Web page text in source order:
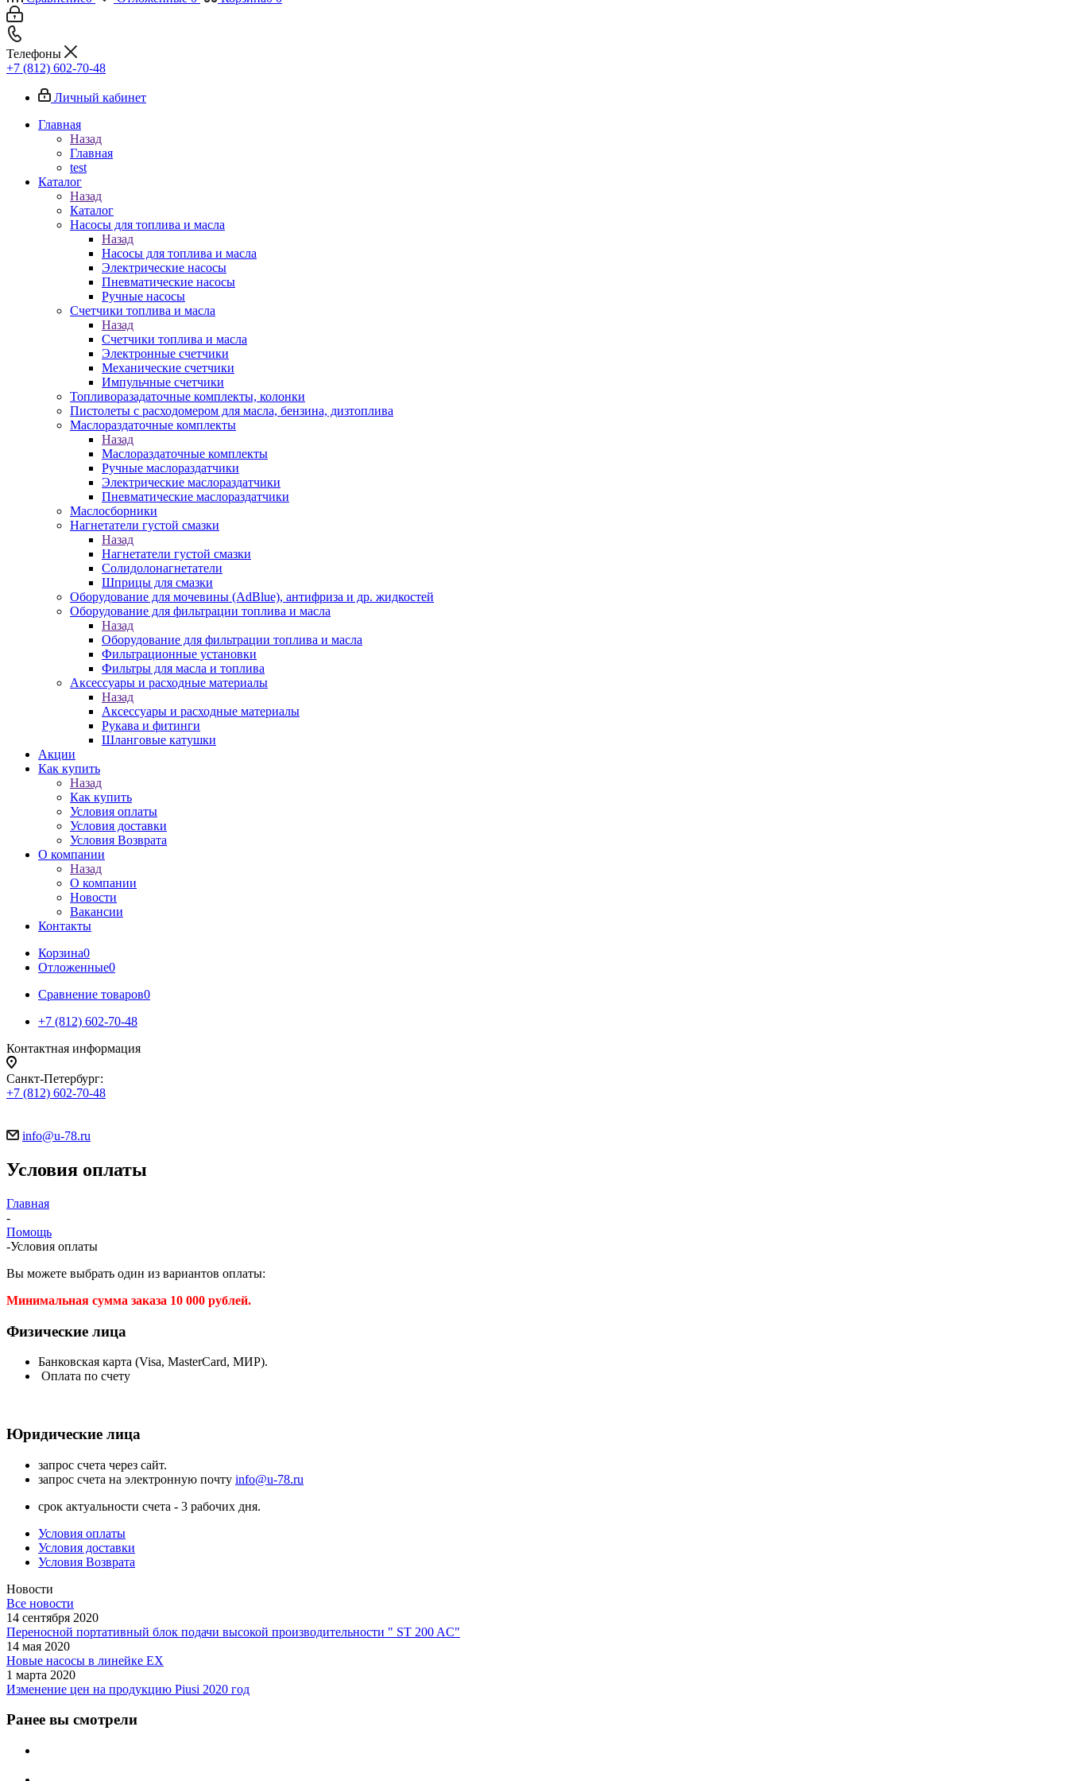
Телефоны
+7 (812) 602-70-48
Личный кабинет
Главная
Назад
Главная
test
Каталог
Назад
Каталог
Насосы для топлива и масла
Назад
Насосы для топлива и масла
Электрические насосы
Пневматические насосы
Ручные насосы
Счетчики топлива и масла
Назад
Счетчики топлива и масла
Электронные счетчики
Механические счетчики
Импульчные счетчики
Топливоразадаточные комплекты, колонки
Пистолеты с расходомером для масла, бензина, дизтоплива
Маслораздаточные комплекты
Назад
Маслораздаточные комплекты
Ручные маслораздатчики
Электрические маслораздатчики
Пневматические маслораздатчики
Маслосборники
Нагнетатели густой смазки
Назад
Нагнетатели густой смазки
Солидолонагнетатели
Шприцы для смазки
Оборудование для мочевины (AdBlue), антифриза и др. жидкостей
Оборудование для фильтрации топлива и масла
Назад
Оборудование для фильтрации топлива и масла
Фильтрационные установки
Фильтры для масла и топлива
Аксессуары и расходные материалы
Назад
Аксессуары и расходные материалы
Рукава и фитинги
Шланговые катушки
Акции
Как купить
Назад
Как купить
Условия оплаты
Условия доставки
Условия Возврата
О компании
Назад
О компании
Новости
Вакансии
Контакты
Корзина0
Отложенные0
Сравнение товаров0
+7 (812) 602-70-48
Контактная информация
Санкт-Петербург:
+7 (812) 602-70-48
info@u-78.ru
Условия оплаты
Главная
-
Помощь
-Условия оплаты
Вы можете выбрать один из вариантов оплаты:
Минимальная сумма заказа 10 000 рублей.
Физические лица
Банковская карта (Visa, MasterCard, МИР).
Оплата по счету
Юридические лица
запрос счета через сайт.
запрос счета на электронную почту info@u-78.ru
срок актуальности счета - 3 рабочих дня.
Условия оплаты
Условия доставки
Условия Возврата
Новости
Все новости
14 сентября 2020
Переносной портативный блок подачи высокой производительности " ST 200 AC"
14 мая 2020
Новые насосы в линейке EX
1 марта 2020
Изменение цен на продукцию Piusi 2020 год
Ранее вы смотрели